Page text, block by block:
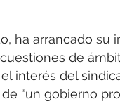
ha arrancado su
de
interés del
“un gobierno